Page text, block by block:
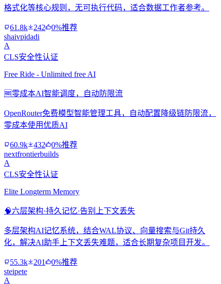
格式化等核心规则，无可执行代码，适合数据工作者参考。
61.8k 242
0%推荐
shaivpidadi
A
CLS安全性认证
Free Ride - Unlimited free AI
🆓零成本AI智能调度，自动防限流
OpenRouter免费模型智能管理工具，自动配置降级链防限流，
零成本使用优质AI
60.9k 432
0%推荐
nextfrontierbuilds
A
CLS安全性认证
Elite Longterm Memory
🧠六层架构·持久记忆·告别上下文丢失
多层架构AI记忆系统，结合WAL协议、向量搜索与Git持久
化，解决AI助手上下文丢失难题，适合长期复杂项目开发。
55.3k 201
0%推荐
steipete
A